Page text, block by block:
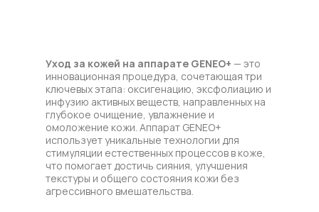
Уход за кожей на аппарате GENEO+ — это
инновационная процедура, сочетающая три
ключевых этапа: оксигенацию, эксфолиацию и
инфузию активных веществ, направленных на
глубокое очищение, увлажнение и
омоложение кожи. Аппарат GENEO+
использует уникальные технологии для
стимуляции естественных процессов в коже,
что помогает достичь сияния, улучшения
текстуры и общего состояния кожи без
агрессивного вмешательства.